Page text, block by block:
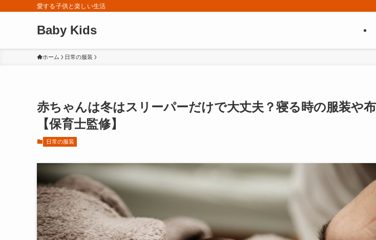
愛する子供と楽しい生活
Baby Kids
ホーム 日常の服装
赤ちゃんは冬はスリーパーだけで大丈夫？寝る時の服装や
【保育士監修】
日常の服装